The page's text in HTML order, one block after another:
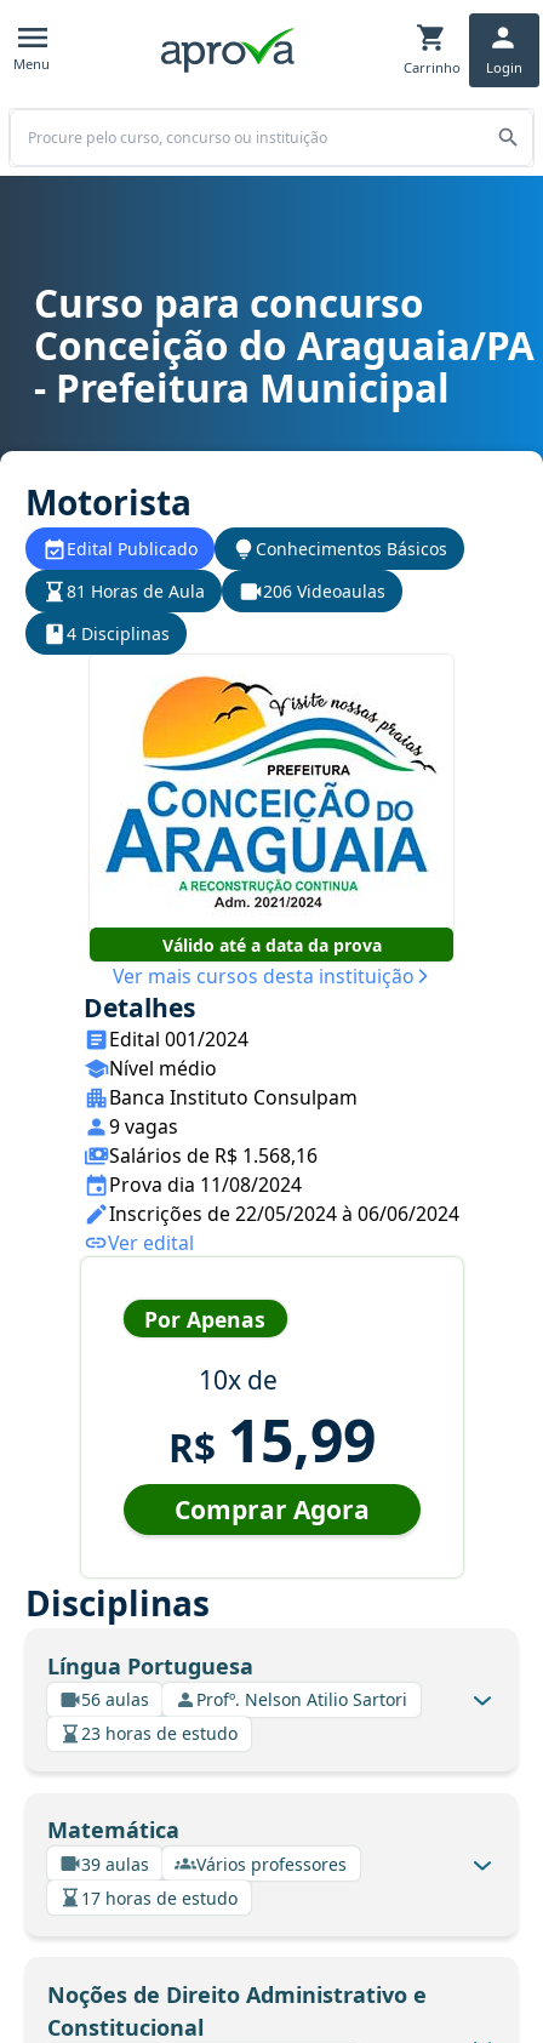
Menu Carrinho Login
Buscar
Curso para concurso Conceição do Araguaia/PA - Prefeitura
Curso para concurso
Conceição do Araguaia/PA
- Prefeitura Municipal
Motorista
Edital Publicado
Conhecimentos Básicos
81 Horas de Aula
206 Videoaulas
4 Disciplinas
Válido até a data da prova
Ver mais cursos desta instituição
Detalhes
Edital 001/2024
Nível médio
Banca Instituto Consulpam
9 vagas
Salários de R$ 1.568,16
Prova dia 11/08/2024
Inscrições de 22/05/2024 à 06/06/2024
Ver edital
Por Apenas
10x de
R$ 15,99
Comprar Agora
Disciplinas
Língua Portuguesa
56 aulas
Profº. Nelson Atilio Sartori
23 horas de estudo
Matemática
39 aulas
Vários professores
17 horas de estudo
Noções de Direito Administrativo e
Constitucional